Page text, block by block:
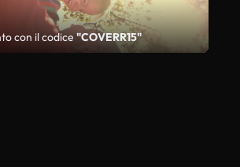
con il codice"COVERR15"